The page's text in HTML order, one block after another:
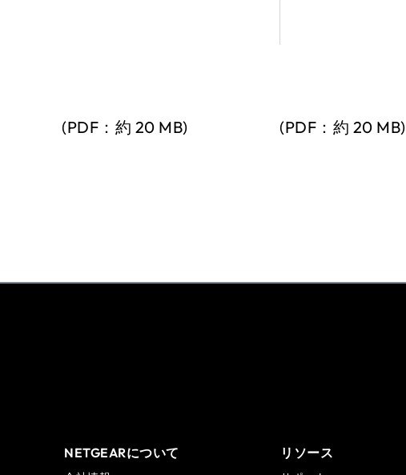
(PDF：約 20 MB) (PDF：約 20 MB)
NETGEARについて リソース